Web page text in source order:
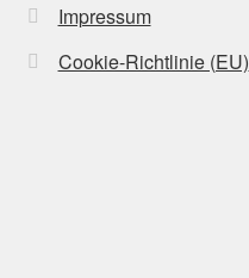
Impressum
Cookie-Richtlinie (EU)